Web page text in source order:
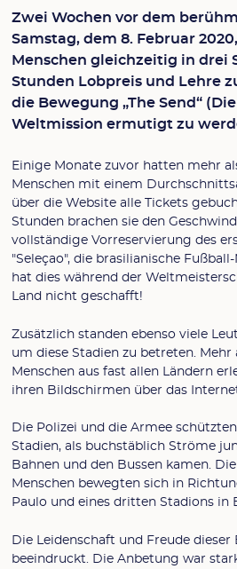
Zwei Wochen vor dem
Samstag, dem 8. Februar
Menschen gleichzeitig in drei
Stunden Lobpreis und Lehre
die Bewegung „The Send“
Weltmission ermutigt zu
Einige Monate zuvor hatten mehr
Menschen mit einem
über die Website alle Tickets
Stunden brachen sie den
vollständige Vorreservierung des
"Seleçao", die brasilianische
hat dies während der
Land nicht geschafft!
Zusätzlich standen ebenso viele
um diese Stadien zu betreten. Mehr
Menschen aus fast allen Ländern
ihren Bildschirmen über das
Die Polizei und die Armee
Stadien, als buchstäblich Ströme
Bahnen und den Bussen kamen.
Menschen bewegten sich in
Paulo und eines dritten Stadions in
Die Leidenschaft und Freude
beeindruckt. Die Anbetung war